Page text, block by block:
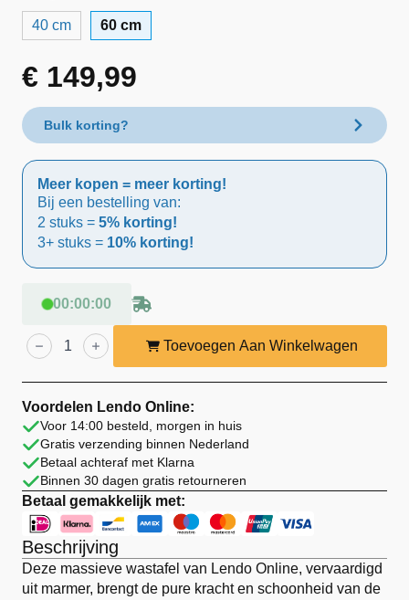
40 cm 60 cm
€ 149,99
Bulk korting?
Meer kopen = meer korting!
Bij een bestelling van:
2 stuks = 5% korting!
3+ stuks = 10% korting!
00:00:00
Lendo
Online
Waskom
cm
Zwart
Ovaal
aantal
Toevoegen Aan Winkelwagen
Voordelen Lendo Online:
Voor 14:00 besteld, morgen in huis
Gratis verzending binnen Nederland
Betaal achteraf met Klarna
Binnen 30 dagen gratis retourneren
Betaal gemakkelijk met:
Beschrijving
Deze massieve wastafel van Lendo Online, vervaardigd
uit marmer, brengt de pure kracht en schoonheid van de